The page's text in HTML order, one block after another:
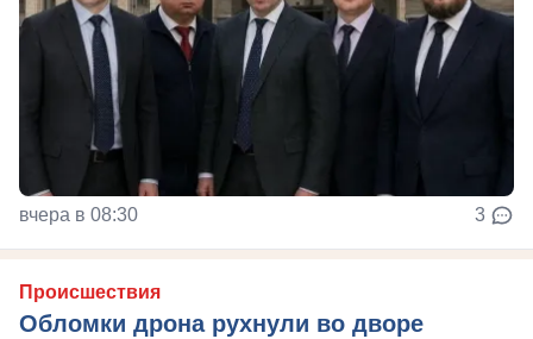
вчера в 08:30 3
Происшествия
Обломки дрона рухнули во дворе